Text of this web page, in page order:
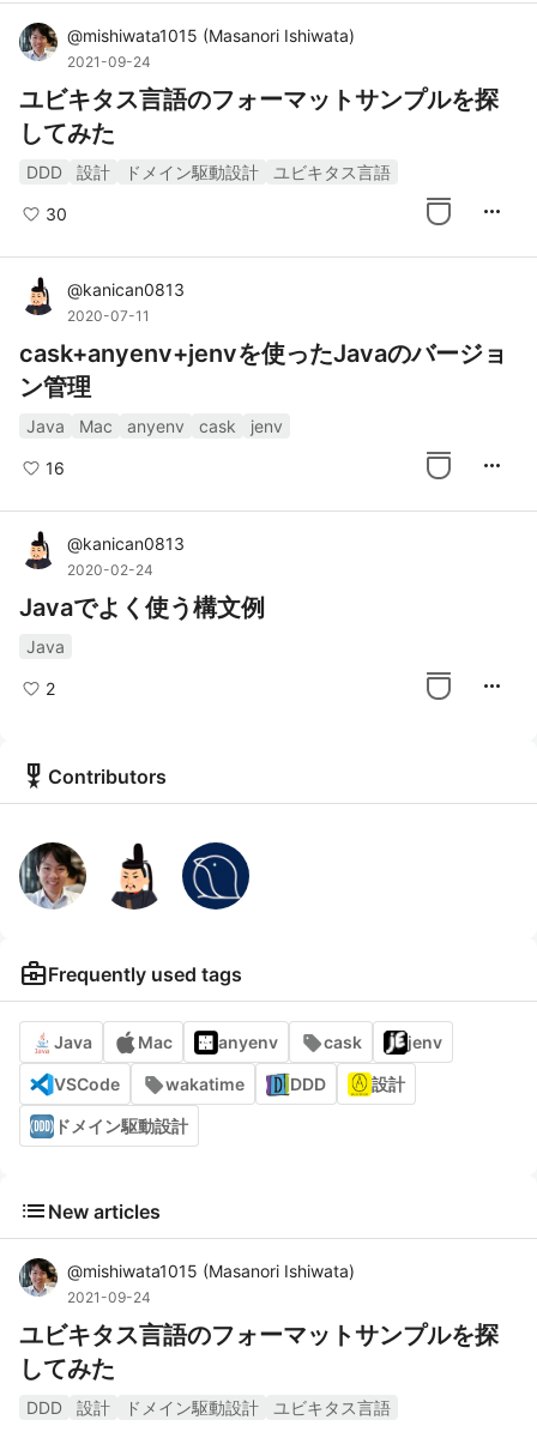
@mishiwata1015 (Masanori Ishiwata)
2021-09-24
ユビキタス言語のフォーマットサンプルを探
してみた
DDD 設計 ドメイン駆動設計 ユビキタス言語
30 more_horiz
@kanican0813
2020-07-11
cask+anyenv+jenvを使ったJavaのバージョ
ン管理
Java Mac anyenv cask jenv
16 more_horiz
@kanican0813
2020-02-24
Javaでよく使う構文例
Java
2 more_horiz
military_tech Contributors
business_centerFrequently used tags
Java Mac anyenv cask jenv
VSCode wakatime DDD 設計
ドメイン駆動設計
list New articles
@mishiwata1015 (Masanori Ishiwata)
2021-09-24
ユビキタス言語のフォーマットサンプルを探
してみた
DDD 設計 ドメイン駆動設計 ユビキタス言語